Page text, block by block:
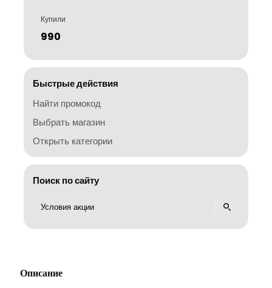
Купили
990
Быстрые действия
Найти промокод
Выбрать магазин
Открыть категории
Поиск по сайту
Описание